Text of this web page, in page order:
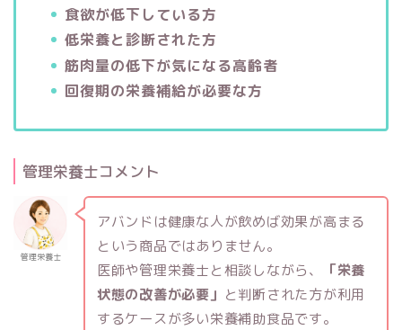
食欲が低下している方
低栄養と診断された方
筋肉量の低下が気になる高齢者
回復期の栄養補給が必要な方
管理栄養士コメント
管理栄養士
アバンドは健康な人が飲めば効果が高まる
という商品ではありません。
医師や管理栄養士と相談しながら、
「栄養
状態の改善が必要」 と判断された方が利用
するケースが多い栄養補助食品です。